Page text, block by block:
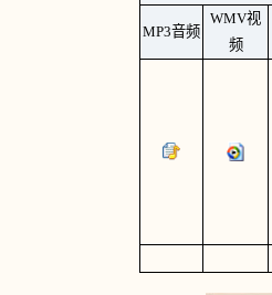
MP3音频
WMV视
频